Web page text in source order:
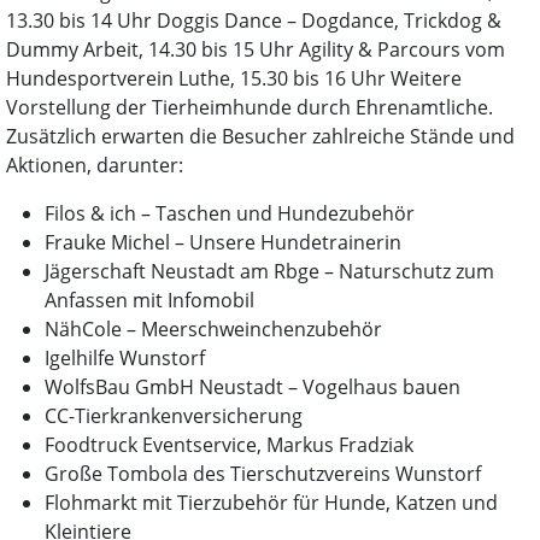
13.30 bis 14 Uhr Doggis Dance – Dogdance, Trickdog &
Dummy Arbeit, 14.30 bis 15 Uhr Agility & Parcours vom
Hundesportverein Luthe, 15.30 bis 16 Uhr Weitere
Vorstellung der Tierheimhunde durch Ehrenamtliche.
Zusätzlich erwarten die Besucher zahlreiche Stände und
Aktionen, darunter:
Filos & ich – Taschen und Hundezubehör
Frauke Michel – Unsere Hundetrainerin
Jägerschaft Neustadt am Rbge – Naturschutz zum
Anfassen mit Infomobil
NähCole – Meerschweinchenzubehör
Igelhilfe Wunstorf
WolfsBau GmbH Neustadt – Vogelhaus bauen
CC-Tierkrankenversicherung
Foodtruck Eventservice, Markus Fradziak
Große Tombola des Tierschutzvereins Wunstorf
Flohmarkt mit Tierzubehör für Hunde, Katzen und
Kleintiere